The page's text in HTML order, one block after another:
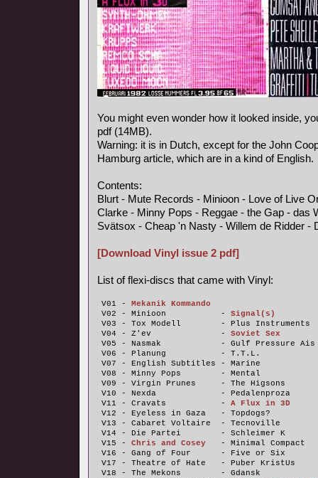
You might even wonder how it looked inside,
pdf (14MB).
Warning: it is in Dutch, except for the John
Hamburg article, which are in a kind of English.
Contents:
Blurt - Mute Records - Minioon - Love of Live
Clarke - Minny Pops - Reggae - the Gap - das
Svätsox - Cheap 'n Nasty - Willem de Ridder -
[Download Vinyl issue 2 pdf]
List of flexi-discs that came with Vinyl:
V01 - Mekanik Kommando
V02 - Minioon           - Signal(s)
V03 - Tox Modell        - Plus Instruments
V04 - Z'ev              - Soviet Sex
V05 - Nasmak            - Gulf Pressure Ais
V06 - Planung           - T.T.L.
V07 - English Subtitles - Marine
V08 - Minny Pops        - Mental
V09 - Virgin Prunes     - The Higsons
V10 - Nexda             - Pedalenproza
V11 - Cravats           - A Flux in 3D
V12 - Eyeless in Gaza   - Topdogs?
V13 - Cabaret Voltaire  - Tecnoville
V14 - Die Partei        - Schleimer K
V15 - Chris and Cosey
   - Minimal Compact
V16 - Gang of Four      - Five or Six
V17 - Theatre of Hate   - Puber KristUs
V18 - The Mekons        - Gdansk